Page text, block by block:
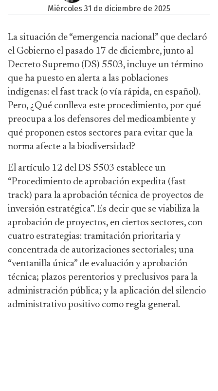
miércoles 31 de diciembre de 2025
La situación de “emergencia nacional” que declaró
el Gobierno el pasado 17 de diciembre, junto al
Decreto Supremo (DS) 5503, incluye un término
que ha puesto en alerta a las poblaciones
indígenas: el fast track (o vía rápida, en español).
Pero, ¿Qué conlleva este procedimiento, por qué
preocupa a los defensores del medioambiente y
qué proponen estos sectores para evitar que la
norma afecte a la biodiversidad?
El artículo 12 del DS 5503 establece un
“Procedimiento de aprobación expedita (fast
track) para la aprobación técnica de proyectos de
inversión estratégica”. Es decir que se viabiliza la
aprobación de proyectos, en ciertos sectores, con
cuatro estrategias: tramitación prioritaria y
concentrada de autorizaciones sectoriales; una
“ventanilla única” de evaluación y aprobación
técnica; plazos perentorios y preclusivos para la
administración pública; y la aplicación del silencio
administrativo positivo como regla general.